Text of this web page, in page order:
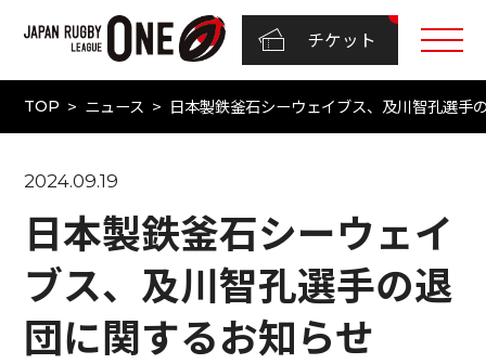
チケット
TOP ニュース 日本製鉄釜石シーウェイブス、及川智孔選手
2024.09.19
日本製鉄釜石シーウェイ
ブス、及川智孔選手の退
団に関するお知らせ